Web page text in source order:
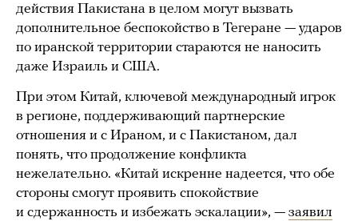
действия Пакистана в целом могут вызвать
дополнительное беспокойство в Тегеране — ударов
по иранской территории стараются не наносить
даже Израиль и США.
При этом Китай, ключевой международный игрок
в регионе, поддерживающий партнерские
отношения и с Ираном, и с Пакистаном, дал
понять, что продолжение конфликта
нежелательно. «Китай искренне надеется, что обе
стороны смогут проявить спокойствие
и сдержанность и избежать эскалации», — заявил